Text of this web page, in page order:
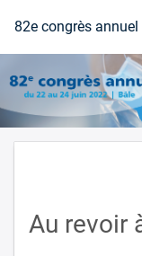
Vers la page
82e congrès
Au revoir